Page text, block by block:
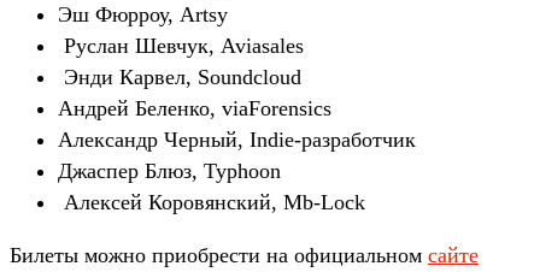
Эш Фюрроу, Artsy
Руслан Шевчук, Aviasales
Энди Карвел, Soundcloud
Андрей Беленко, viaForensics
Александр Черный, Indie-разработчик
Джаспер Блюз, Typhoon
Алексей Коровянский, Mb-Lock
Билеты можно приобрести на официальном сайте